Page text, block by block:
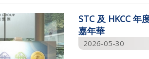
STC 及 HKCC 年
嘉年華
2026-05-30